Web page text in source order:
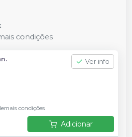
condições
Ver info
condições
Adicionar